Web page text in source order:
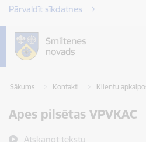
Pārvaldīt sīkdatnes
Sākums Kontakti Klientu
Apes pilsētas VPVKAC
Atskaņot tekstu